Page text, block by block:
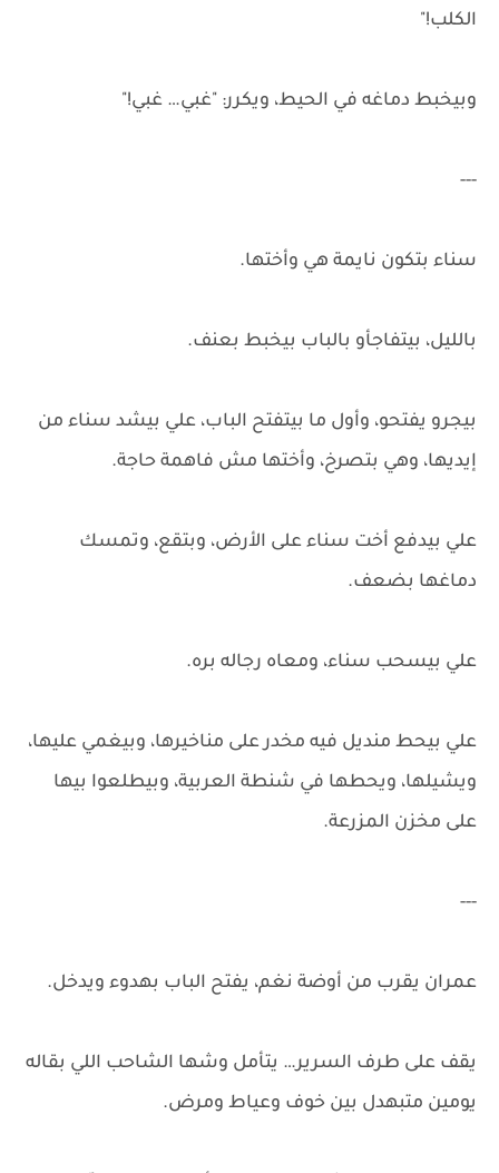
الكلب!"
وبيخبط دماغه في الحيط، ويكرر: "غبي… غبي!"
---
سناء بتكون نايمة هي وأختها.
بالليل، بيتفاجأو بالباب بيخبط بعنف.
بيجرو يفتحو، وأول ما بيتفتح الباب، علي بيشد سناء من
إيديها، وهي بتصرخ، وأختها مش فاهمة حاجة.
علي بيدفع أخت سناء على الأرض، وبتقع، وتمسك
دماغها بضعف.
علي بيسحب سناء، ومعاه رجاله بره.
علي بيحط منديل فيه مخدر على مناخيرها، وبيغمي عليها،
ويشيلها، ويحطها في شنطة العربية، وبيطلعوا بيها
على مخزن المزرعة.
---
عمران يقرب من أوضة نغم، يفتح الباب بهدوء ويدخل.
يقف على طرف السرير… يتأمل وشها الشاحب اللي بقاله
يومين متبهدل بين خوف وعياط ومرض.